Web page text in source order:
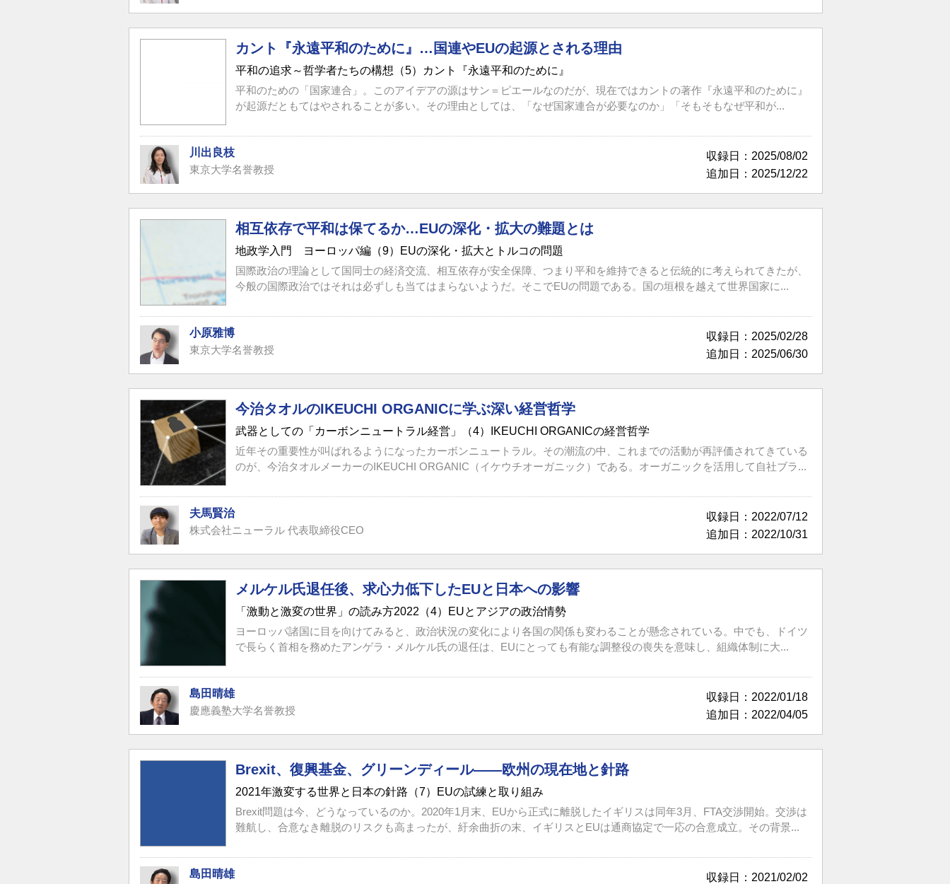
カント『永遠平和のために』…国連やEUの起源とされる理由
平和の追求～哲学者たちの構想（5）カント『永遠平和のために』
平和のための「国家連合」。このアイデアの源はサン＝ピエールなのだが、現在ではカントの著作『永遠平和のために』
が起源だともてはやされることが多い。その理由としては、「なぜ国家連合が必要なのか」「そもそもなぜ平和が...
収録日：2025/08/02
追加日：2025/12/22
川出良枝
東京大学名誉教授
相互依存で平和は保てるか…EUの深化・拡大の難題とは
地政学入門 ヨーロッパ編（9）EUの深化・拡大とトルコの問題
国際政治の理論として国同士の経済交流、相互依存が安全保障、つまり平和を維持できると伝統的に考えられてきたが、
今般の国際政治ではそれは必ずしも当てはまらないようだ。そこでEUの問題である。国の垣根を越えて世界国家に...
収録日：2025/02/28
追加日：2025/06/30
小原雅博
東京大学名誉教授
今治タオルのIKEUCHI ORGANICに学ぶ深い経営哲学
武器としての「カーボンニュートラル経営」（4）IKEUCHI ORGANICの経営哲学
近年その重要性が叫ばれるようになったカーボンニュートラル。その潮流の中、これまでの活動が再評価されてきている
のが、今治タオルメーカーのIKEUCHI ORGANIC（イケウチオーガニック）である。オーガニックを活用して自社ブラ...
収録日：2022/07/12
追加日：2022/10/31
夫馬賢治
株式会社ニューラル 代表取締役CEO
メルケル氏退任後、求心力低下したEUと日本への影響
「激動と激変の世界」の読み方2022（4）EUとアジアの政治情勢
ヨーロッパ諸国に目を向けてみると、政治状況の変化により各国の関係も変わることが懸念されている。中でも、ドイツ
で長らく首相を務めたアンゲラ・メルケル氏の退任は、EUにとっても有能な調整役の喪失を意味し、組織体制に大...
収録日：2022/01/18
追加日：2022/04/05
島田晴雄
慶應義塾大学名誉教授
Brexit、復興基金、グリーンディール――欧州の現在地と針路
2021年激変する世界と日本の針路（7）EUの試練と取り組み
Brexit問題は今、どうなっているのか。2020年1月末、EUから正式に離脱したイギリスは同年3月、FTA交渉開始。交渉は
難航し、合意なき離脱のリスクも高まったが、紆余曲折の末、イギリスとEUは通商協定で一応の合意成立。その背景...
収録日：2021/02/02
島田晴雄